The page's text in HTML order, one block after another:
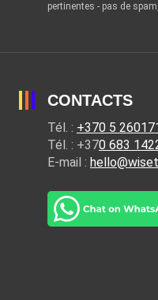
pertinentes - pas de
CONTACTS
Tél. : +370 5
Tél. : +370 683
E-mail :